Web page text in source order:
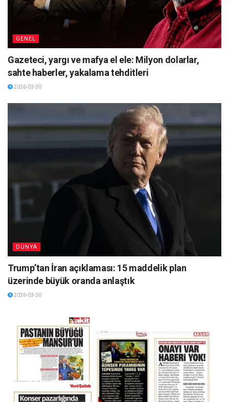
GENEL
Gazeteci, yargı ve mafya el ele: Milyon dolarlar,
sahte haberler, yakalama tehditleri
2026-03-30
DÜNYA
Trump’tan İran açıklaması: 15 maddelik plan
üzerinde büyük oranda anlaştık
2026-03-30